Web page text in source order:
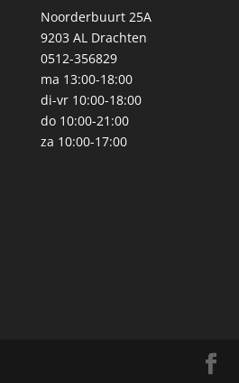
Noorderbuurt 25A
9203 AL Drachten
0512-356829
ma 13:00-18:00
di-vr 10:00-18:00
do 10:00-21:00
za 10:00-17:00